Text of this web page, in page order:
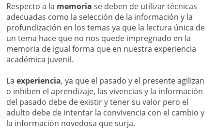
Respecto a la memoria se deben de utilizar técnicas
adecuadas como la selección de la información y la
profundización en los temas ya que la lectura única de
un tema hace que no nos quede impregnado en la
memoria de igual forma que en nuestra experiencia
académica juvenil.
Laexperiencia, ya que el pasado y el presente agilizan
o inhiben el aprendizaje, las vivencias y la información
del pasado debe de existir y tener su valor pero el
adulto debe de intentar la convivencia con el cambio y
la información novedosa que surja.